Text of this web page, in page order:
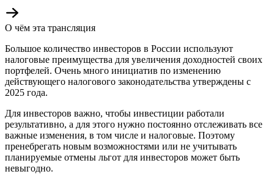
О чём эта трансляция
Большое количество инвесторов в России используют
налоговые преимущества для увеличения доходностей своих
портфелей. Очень много инициатив по изменению
действующего налогового законодательства утверждены с
2025 года.
Для инвесторов важно, чтобы инвестиции работали
результативно, а для этого нужно постоянно отслеживать все
важные изменения, в том числе и налоговые. Поэтому
пренебрегать новым возможностями или не учитывать
планируемые отмены льгот для инвесторов может быть
невыгодно.